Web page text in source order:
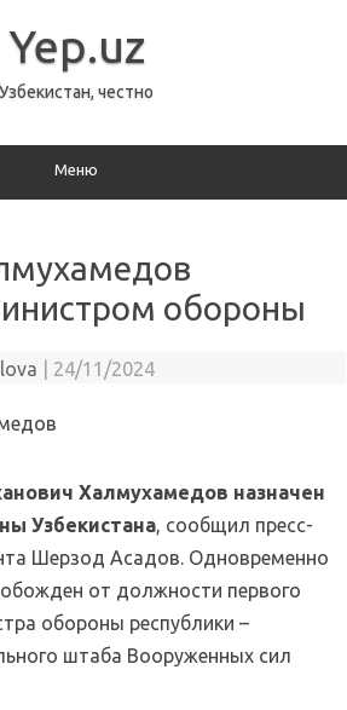
Yep.uz
Узбекистан, честно
Меню
обороны
24/11/2024
Халмухамедов назначен
Узбекистана, сообщил пресс-
Шерзод Асадов. Одновременно
от должности первого
обороны республики –
штаба Вооруженных сил